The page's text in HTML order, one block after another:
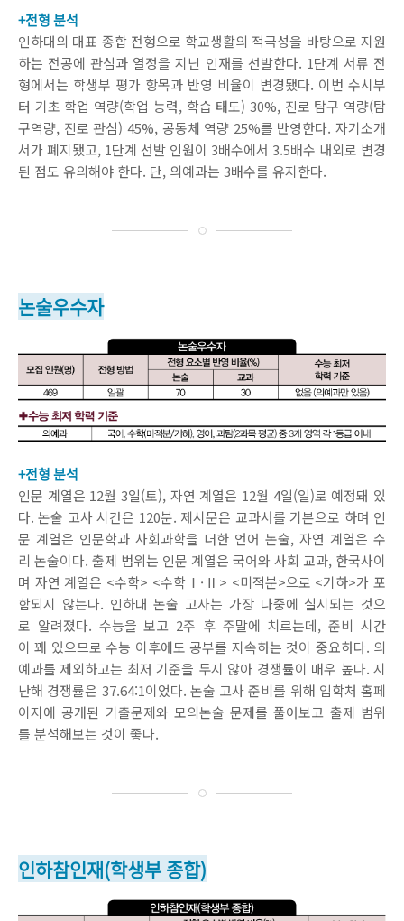
+전형 분석
인하대의 대표 종합 전형으로 학교생활의 적극성을 바탕으로 지원
하는 전공에 관심과 열정을 지닌 인재를 선발한다. 1단계 서류 전
형에서는 학생부 평가 항목과 반영 비율이 변경됐다. 이번 수시부
터 기초 학업 역량(학업 능력, 학습 태도) 30%, 진로 탐구 역량(탐
구역량, 진로 관심) 45%, 공동체 역량 25%를 반영한다. 자기소개
서가 폐지됐고, 1단계 선발 인원이 3배수에서 3.5배수 내외로 변경
된 점도 유의해야 한다. 단, 의예과는 3배수를 유지한다.
논술우수자
+전형 분석
인문 계열은 12월 3일(토), 자연 계열은 12월 4일(일)로 예정돼 있
다. 논술 고사 시간은 120분. 제시문은 교과서를 기본으로 하며 인
문 계열은 인문학과 사회과학을 더한 언어 논술, 자연 계열은 수
리 논술이다. 출제 범위는 인문 계열은 국어와 사회 교과, 한국사이
며 자연 계열은 <수학> <수학Ⅰ·Ⅱ> <미적분>으로 <기하>가 포
함되지 않는다. 인하대 논술 고사는 가장 나중에 실시되는 것으
로 알려졌다. 수능을 보고 2주 후 주말에 치르는데, 준비 시간
이 꽤 있으므로 수능 이후에도 공부를 지속하는 것이 중요하다. 의
예과를 제외하고는 최저 기준을 두지 않아 경쟁률이 매우 높다. 지
난해 경쟁률은 37.64:1이었다. 논술 고사 준비를 위해 입학처 홈페
이지에 공개된 기출문제와 모의논술 문제를 풀어보고 출제 범위
를 분석해보는 것이 좋다.
인하참인재(학생부 종합)